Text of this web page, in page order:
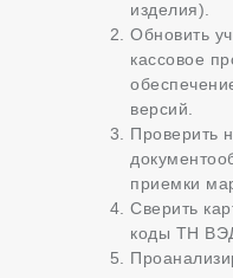
изделия).
Обновить
кассовое
версий.
Проверить
приемки
Сверить
коды ТН